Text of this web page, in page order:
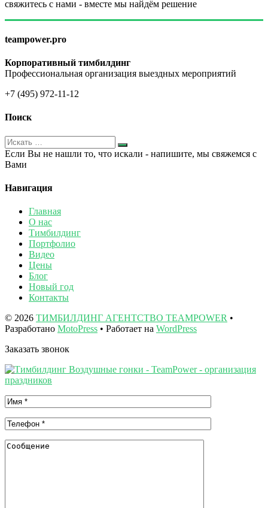
свяжитесь с нами - вместе мы найдём решение
teampower.pro
Корпоративный тимбилдинг
Профессиональная организация выездных мероприятий
+7 (495) 972-11-12
Поиск
Если Вы не нашли то, что искали - напишите, мы свяжемся с
Вами
Навигация
Главная
О нас
Тимбилдинг
Портфолио
Видео
Цены
Блог
Новый год
Контакты
© 2026 ТИМБИЛДИНГ АГЕНТСТВО TEAMPOWER •
Разработано MotoPress • Работает на WordPress
Заказать звонок